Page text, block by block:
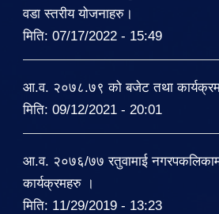
वडा स्तरीय योजनाहरु।
मिति: 07/17/2022 - 15:49
आ.व. २०७८.७९ को बजेट तथा
मिति: 09/12/2021 - 20:01
आ.व. २०७६/७७ रतुवामाई
कार्यक्रमहरु ।
मिति: 11/29/2019 - 13:23